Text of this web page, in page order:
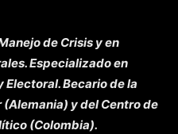
de Crisis y en
Especializado en
Electoral. Becario de la
y del Centro de
(Colombia).